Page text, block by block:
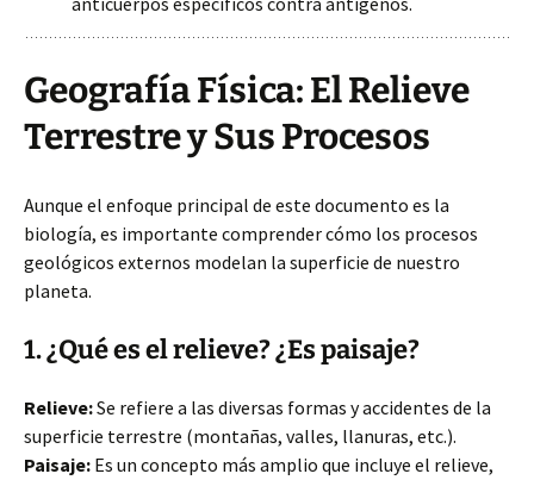
Geografía Física: El Relieve
Terrestre y Sus Procesos
Aunque el enfoque principal de este documento es la
biología, es importante comprender cómo los procesos
geológicos externos modelan la superficie de nuestro
planeta.
1. ¿Qué es el relieve? ¿Es paisaje?
Relieve:Se refiere a las diversas formas y accidentes de la
superficie terrestre (montañas, valles, llanuras, etc.).
Paisaje: Es un concepto más amplio que incluye el relieve,